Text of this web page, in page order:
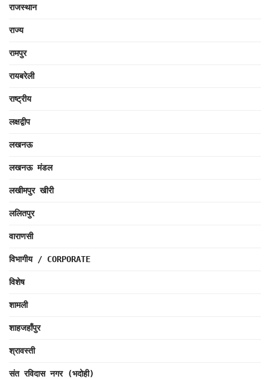
राजस्थान
राज्य
रामपुर
रायबरेली
राष्ट्रीय
लक्षद्वीप
लखनऊ
लखनऊ मंडल
लखीमपुर खीरी
ललितपुर
वाराणसी
विभागीय / CORPORATE
विशेष
शामली
शाहजहाँपुर
श्रावस्ती
संत रविदास नगर (भदोही)